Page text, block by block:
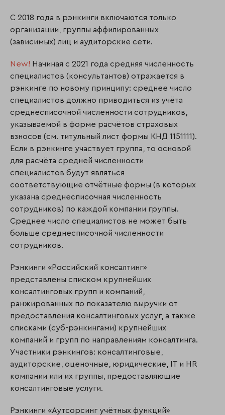
С 2018 года в рэнкинги включаются только
организации, группы аффилированных
(зависимых) лиц и аудиторские сети.
New! Начиная с 2021 года средняя численность
специалистов (консультантов) отражается в
рэнкинге по новому принципу: среднее число
специалистов должно приводиться из учёта
среднесписочной численности сотрудников,
указываемой в форме расчётов страховых
взносов (см. титульный лист формы КНД 1151111).
Если в рэнкинге участвует группа, то основой
для расчёта средней численности
специалистов будут являться
соответствующие отчётные формы (в которых
указана среднесписочная численность
сотрудников) по каждой компании группы.
Среднее число специалистов не может быть
больше среднесписочной численности
сотрудников.
Рэнкинги «Российский консалтинг»
представлены списком крупнейших
консалтинговых групп и компаний,
ранжированных по показателю выручки от
предоставления консалтинговых услуг, а также
списками (суб-рэнкингами) крупнейших
компаний и групп по направлениям консалтинга.
Участники рэнкингов: консалтинговые,
аудиторские, оценочные, юридические, IT и HR
компании или их группы, предоставляющие
консалтинговые услуги.
Рэнкинги «Аутсорсинг учётных функций»